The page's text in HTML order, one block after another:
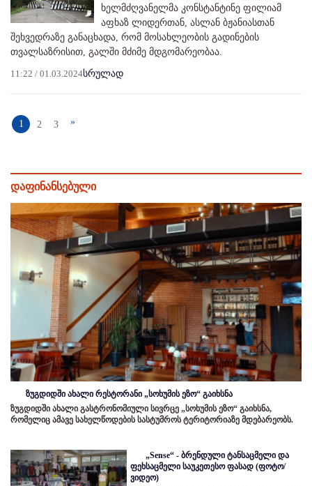
ხელმძღვანელმა კონსტანტინე ფილიამ
აფხაზ ლიდერთან, ასლან ბჟანიასთან
შეხვედრაზე განაცხადა, რომ მოსახლეობის გადინების
თვალსაზრისით, გალში მძიმე მდგომარეობაა.
11:22 / 01.03.2024სრულად
1 2 3 »
დაფინანსებული
ზუგდიდში ახალი რესტორანი „სოხუმის ეზო“ გაიხსნა
ზუგდიდში ახალი გასტრონომიული სივრცე „სოხუმის ეზო“ გაიხსნა,
რომელიც ამავე სახელწოდების სასტუმროს ტერიტორიაზე მდებარეობს.
„Sense“ - ბრენდული ტანსაცმელი და
ფეხსაცმელი საუკეთესო ფასად (ფოტო/
ვიდეო)